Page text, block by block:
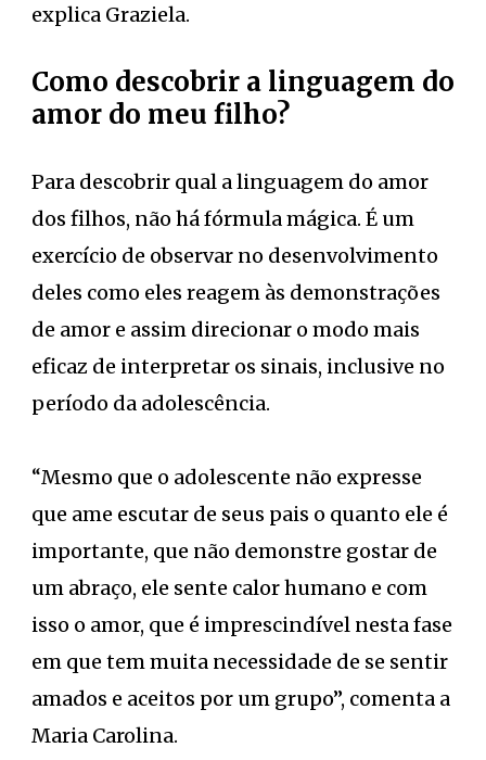
explica Graziela.
Como descobrir a linguagem do
amor do meu filho?
Para descobrir qual a linguagem do amor
dos filhos, não há fórmula mágica. É um
exercício de observar no desenvolvimento
deles como eles reagem às demonstrações
de amor e assim direcionar o modo mais
eficaz de interpretar os sinais, inclusive no
período da adolescência.
“Mesmo que o adolescente não expresse
que ame escutar de seus pais o quanto ele é
importante, que não demonstre gostar de
um abraço, ele sente calor humano e com
isso o amor, que é imprescindível nesta fase
em que tem muita necessidade de se sentir
amados e aceitos por um grupo”, comenta a
Maria Carolina.